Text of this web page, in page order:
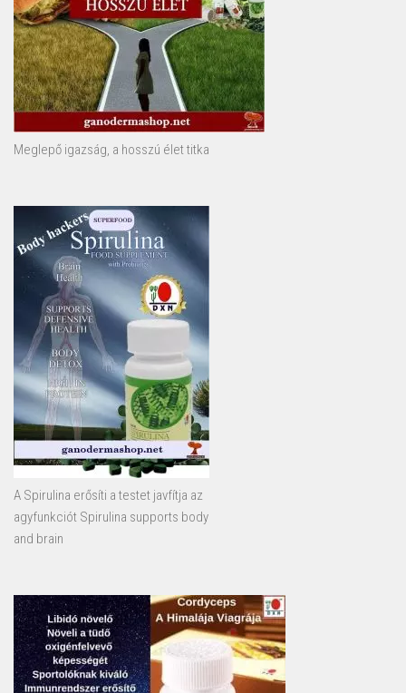
Meglepő igazság, a hosszú élet titka
A Spirulina erősíti a testet javfítja az
agyfunkciót Spirulina supports body
and brain